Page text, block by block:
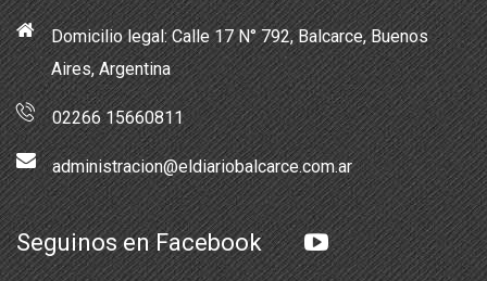
Domicilio legal: Calle 17 N° 792, Balcarce, Buenos
Aires, Argentina
02266 15660811
administracion@eldiariobalcarce.com.ar
Seguinos en Facebook